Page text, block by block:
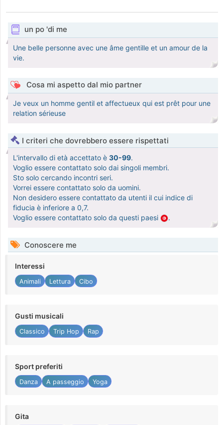
un po 'di me
Une belle personne avec une âme gentille et un amour de la
vie.
Cosa mi aspetto dal mio partner
Je veux un homme gentil et affectueux qui est prêt pour une
relation sérieuse
I criteri che dovrebbero essere rispettati
L'intervallo di età accettato è 30-99.
Voglio essere contattato solo dai singoli membri.
Sto solo cercando incontri seri.
Vorrei essere contattato solo da uomini.
Non desidero essere contattato da utenti il cui indice di
fiducia è inferiore a 0,7.
Voglio essere contattato solo da questi paesi
.
Conoscere me
Interessi
Animali Lettura Cibo
Gusti musicali
Classico Trip Hop Rap
Sport preferiti
Danza A passeggio Yoga
Gita